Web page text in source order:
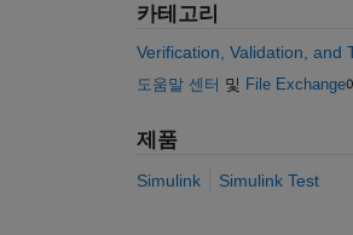
카테고리
Verification, Validation, and
도움말 센터 및 File Exchange
제품
Simulink Simulink Test